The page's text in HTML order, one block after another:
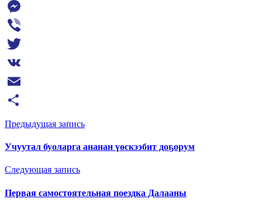
Telegram
Messenger
Viber
Twitter
VK
Email
Отправить
Предыдущая запись
Учуутал буоларга ананан үөскээбит доҕорум
Следующая запись
Первая самостоятельная поездка Далааны